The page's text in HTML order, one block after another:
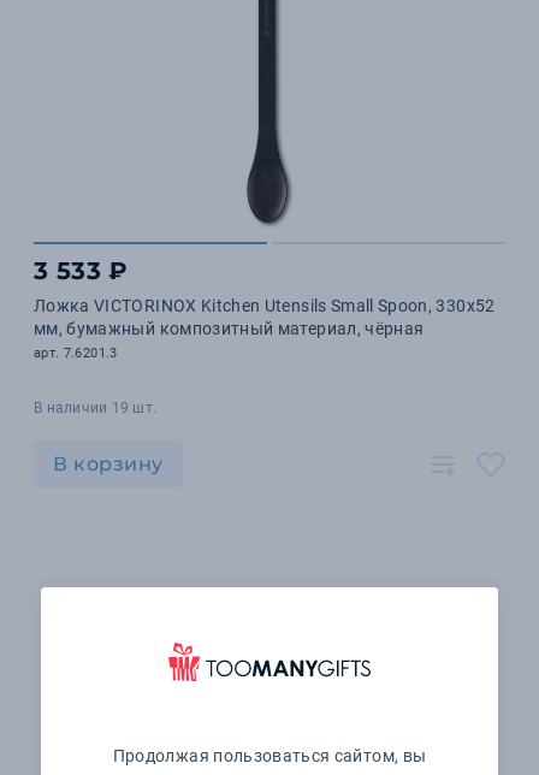
3 533 ₽
Ложка VICTORINOX Kitchen Utensils Small Spoon, 330x52
мм, бумажный композитный материал, чёрная
арт. 7.6201.3
В наличии 19 шт.
В корзину
Продолжая пользоваться сайтом, вы